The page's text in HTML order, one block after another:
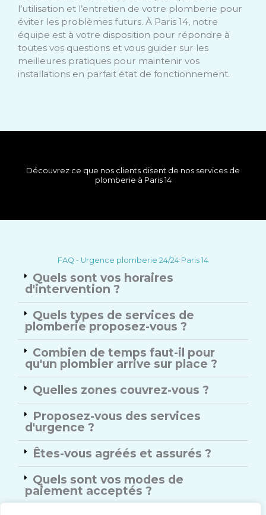
l’utilisation et l’entretien de votre plomberie pour
éviter les problèmes futurs. À Paris 14, notre
équipe est à votre disposition pour répondre à
toutes vos questions et vous guider sur les
meilleures pratiques pour maintenir vos
installations en parfait état de fonctionnement.
Découvrez ce que nos clients disent de nos services de
plomberie à Paris 14
FAQ - Urgence plomberie 24/24 Paris 14
Quels sont vos horaires
d'intervention ?
Quels types de services de
plomberie proposez-vous ?
Combien de temps faut-il pour
qu'un plombier arrive sur place ?
Quelles zones couvrez-vous ?
Proposez-vous des services
d'urgence ?
Êtes-vous agréés et assurés ?
Quels sont vos modes de
paiement acceptés ?